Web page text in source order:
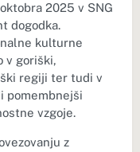
2025 v SNG
dogodka.
kulturne
v goriški,
regiji ter tudi v
pomembnejši
vzgoje.
z